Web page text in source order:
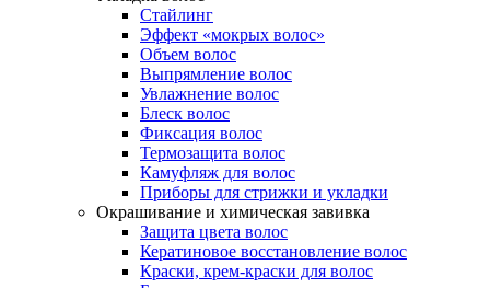
Стайлинг
Эффект «мокрых волос»
Объем волос
Выпрямление волос
Увлажнение волос
Блеск волос
Фиксация волос
Термозащита волос
Камуфляж для волос
Приборы для стрижки и укладки
Окрашивание и химическая завивка
Защита цвета волос
Кератиновое восстановление волос
Краски, крем-краски для волос